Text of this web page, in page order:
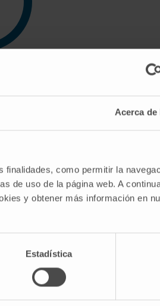
Acerca de
como permitir la
de uso de la página web. A
y obtener más información en
Estadística
for does
Follow us